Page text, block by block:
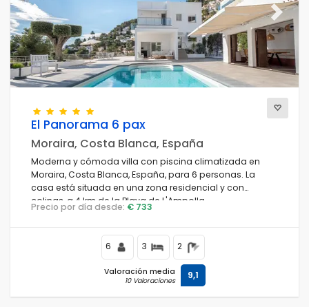
Cuartos de baño
Servicios populares
Condiciones
Previous Next
El Panorama 6 pax
Moraira, Costa Blanca, España
Moderna y cómoda villa con piscina climatizada en
Moraira, Costa Blanca, España, para 6 personas. La
casa está situada en una zona residencial y con
colinas, a 4 km de la Playa de L'Ampolla.
Precio por día desde: € 733
6 3 2
Valoración media
10 Valoraciones 9,1